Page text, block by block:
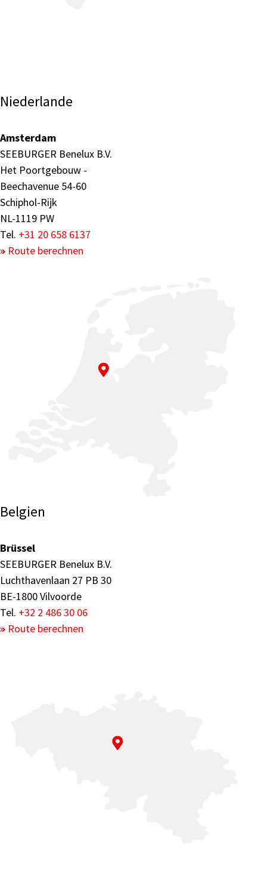
Niederlande
Amsterdam
SEEBURGER Benelux B.V.
Het Poortgebouw -
Beechavenue 54-60
Schiphol-Rijk
NL-1119 PW
Tel. +31 20 658 6137
Route berechnen
Belgien
Brüssel
SEEBURGER Benelux B.V.
Luchthavenlaan 27 PB 30
BE-1800 Vilvoorde
Tel. +32 2 486 30 06
Route berechnen